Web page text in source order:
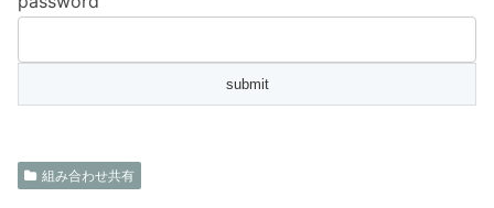
組み合わせ共有